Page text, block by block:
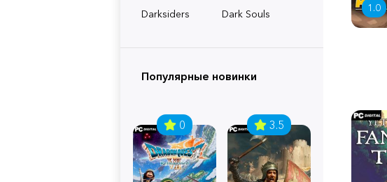
Darksiders
Dark Souls
Популярные новинки
0 3.5
1.0